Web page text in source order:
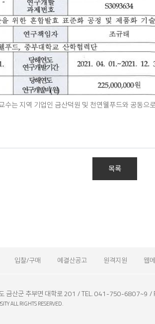
수는 지역 기업인 금산덕원 및 천연웰푸드와 공동
목록
입찰/구매 예결산공고 원격지원 웹
금산군 추부면 대학로 201 TEL. 041-750-6807~9
ALL RIGHTS RESERVED.